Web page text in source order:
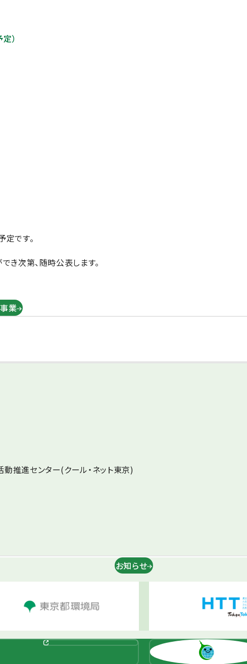
）
です。
次第、随時公表します。
業
推進センター(クール・ネット東京)
お知らせ